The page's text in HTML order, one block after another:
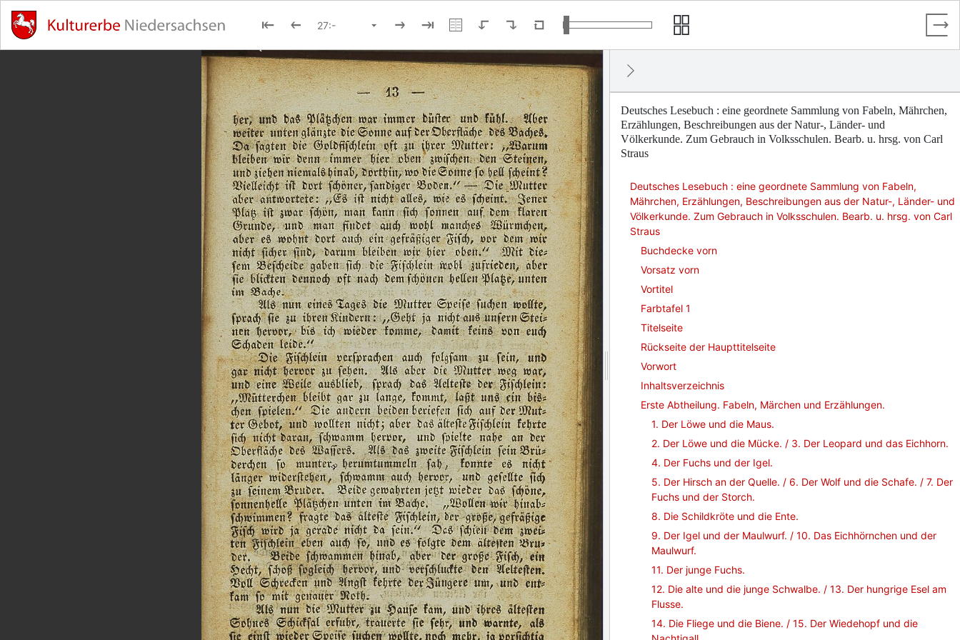
Deutsches Lesebuch : eine geordnete Sammlung von Fabeln, Mährchen,
Erzählungen, Beschreibungen aus der Natur-, Länder- und
Völkerkunde. Zum Gebrauch in Volksschulen. Bearb. u. hrsg. von Carl
Straus
Deutsches Lesebuch : eine geordnete Sammlung von Fabeln,
Mährchen, Erzählungen, Beschreibungen aus der Natur-, Länder- und
Völkerkunde. Zum Gebrauch in Volksschulen. Bearb. u. hrsg. von Carl
Straus
Buchdecke vorn
Vorsatz vorn
Vortitel
Farbtafel 1
Titelseite
Rückseite der Haupttitelseite
Vorwort
Inhaltsverzeichnis
Erste Abtheilung. Fabeln, Märchen und Erzählungen.
1. Der Löwe und die Maus.
2. Der Löwe und die Mücke. / 3. Der Leopard und das Eichhorn.
4. Der Fuchs und der Igel.
5. Der Hirsch an der Quelle. / 6. Der Wolf und die Schafe. / 7. Der
Fuchs und der Storch.
8. Die Schildkröte und die Ente.
9. Der Igel und der Maulwurf. / 10. Das Eichhörnchen und der
Maulwurf.
11. Der junge Fuchs.
12. Die alte und die junge Schwalbe. / 13. Der hungrige Esel am
Flusse.
14. Die Fliege und die Biene. / 15. Der Wiedehopf und die